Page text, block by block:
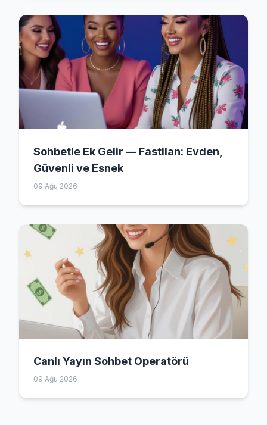
Sohbetle Ek Gelir — Fastilan: Evden,
Güvenli ve Esnek
09 Ağu 2026
Canlı Yayın Sohbet Operatörü
09 Ağu 2026